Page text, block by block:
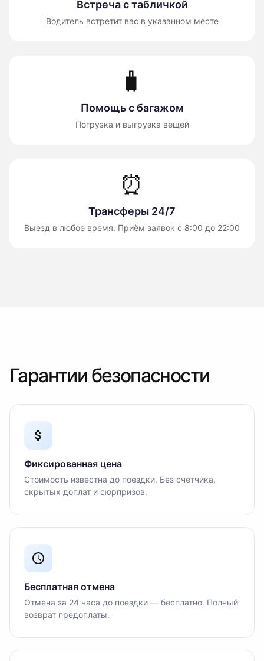
Встреча с табличкой
Водитель встретит вас в указанном месте
🧳
Помощь с багажом
Погрузка и выгрузка вещей
⏰
Трансферы 24/7
Выезд в любое время. Приём заявок с 8:00 до 22:00
Гарантии безопасности
Фиксированная цена
Стоимость известна до поездки. Без счётчика,
скрытых доплат и сюрпризов.
Бесплатная отмена
Отмена за 24 часа до поездки — бесплатно. Полный
возврат предоплаты.